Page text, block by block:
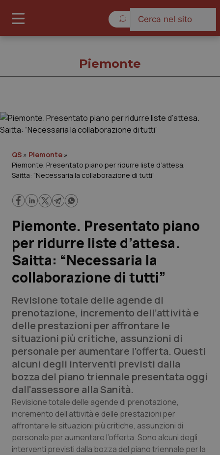
Governo e Parlamento
Regioni e Asl
Lavoro e Professioni
Scienza e Farmaci
Studi e Analisi
Lettere al direttore
Edizioni Regionali
QS Pro
Professionisti Sanitari.AI
Abruzzo
Basilicata
Calabria
QS Pro Gold
Artrite & artrosi
Asma & BPCO
QS Club Newsletter
Piemonte
QS » Piemonte »
Piemonte. Presentato piano per ridurre liste d’attesa.
Saitta: “Necessaria la collaborazione di tutti”
Piemonte. Presentato piano
per ridurre liste d’attesa.
Saitta: “Necessaria la
collaborazione di tutti”
Revisione totale delle agende di
prenotazione, incremento dell’attività e
delle prestazioni per affrontare le
situazioni più critiche, assunzioni di
personale per aumentare l’offerta. Questi
alcuni degli interventi previsti dalla
bozza del piano triennale presentata oggi
dall'assessore alla Sanità.
Revisione totale delle agende di prenotazione,
incremento dell’attività e delle prestazioni per
affrontare le situazioni più critiche, assunzioni di
personale per aumentare l’offerta. Sono alcuni degli
interventi previsti dalla bozza del piano triennale per la